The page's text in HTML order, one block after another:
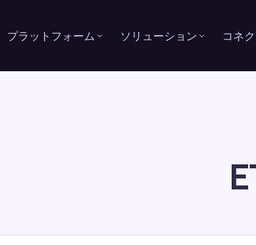
プラットフォーム ソリューション コネ